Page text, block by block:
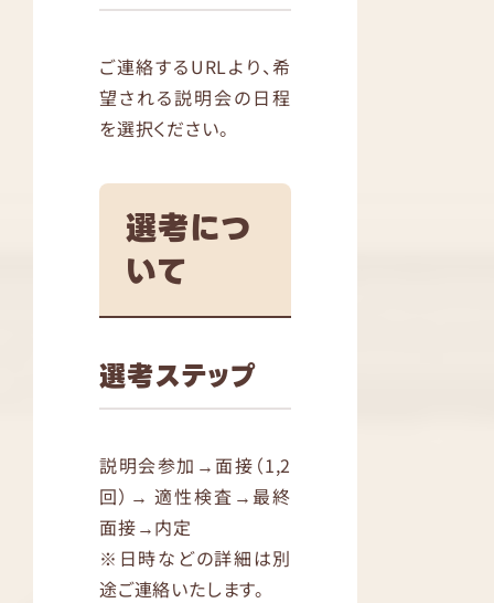
ご連絡するURLより、希
望される説明会の日程
を選択ください。
選考につ
いて
選考ステップ
説明会参加→面接（1,2
回）→ 適性検査→最終
面接→内定
※日時などの詳細は別
途ご連絡いたします。